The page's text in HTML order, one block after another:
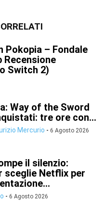
Pokopia – Fondale
Recensione
Switch 2)
Way of the Sword
tre ore con...
Mercurio - 6 Agosto 2026
il silenzio:
sceglie Netflix per
- 6 Agosto 2026